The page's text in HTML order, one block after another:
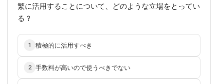
繁に活用することについて、どのような立場をとってい
る？
1 積極的に活用すべき
2 手数料が高いので使うべきでない